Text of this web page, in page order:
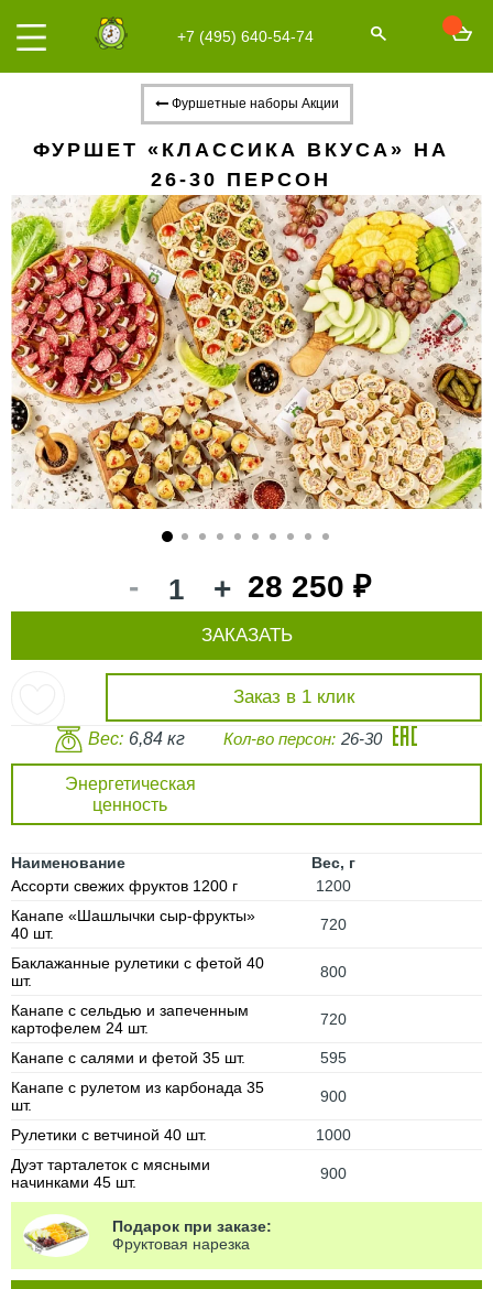
+7 (495) 640-54-74
Фуршетные наборы Акции
ФУРШЕТ «КЛАССИКА ВКУСА» НА
26-30 ПЕРСОН
- + 28 250 ₽
Заказ в 1 клик
ЗАКАЗАТЬ
Вес: 6,84 кг Кол-во персон: 26-30
Энергетическая
ценность
Наименование
Вес, г
Ассорти свежих фруктов 1200 г
1200
Канапе «Шашлычки сыр-фрукты»
40 шт.
720
Баклажанные рулетики с фетой 40
шт.
800
Канапе с сельдью и запеченным
картофелем 24 шт.
720
Канапе с салями и фетой 35 шт.
595
Канапе с рулетом из карбонада 35
шт.
900
Рулетики с ветчиной 40 шт.
1000
Дуэт тарталеток с мясными
начинками 45 шт.
900
Подарок при заказе:
Фруктовая нарезка